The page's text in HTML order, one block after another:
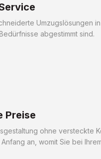
Umzugslösungen in
abgestimmt sind.
Preise
ohne versteckte
an, womit Sie bei